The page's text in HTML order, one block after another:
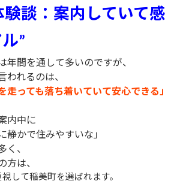
談：案内していて感
”
年間を通して多いのですが、
われるのは、
走っても落ち着いていて安心できる」
内中に
静かで住みやすいな」
く、
方は、
して稲美町を選ばれます。